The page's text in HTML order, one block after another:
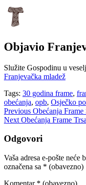
Objavio
Služite Gospodinu u
Franjevačka mladež
Tags: 30 godina frame,
obećanja, opb, Osječko
Navigacija
objava
Previous Obećanja
Next Obećanja Frame
Odgovori
Vaša adresa e-pošte neće
označena sa * (obavezno)
Komentar * (obavezno)